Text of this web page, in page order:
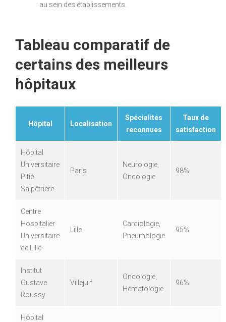
au sein des établissements.
Tableau comparatif de
certains des meilleurs
hôpitaux
Hôpital Localisation
Spécialités
reconnues
Taux de
satisfaction
Hôpital
Universitaire
Pitié
Salpêtrière
Paris
Neurologie,
Oncologie
98%
Centre
Hospitalier
Universitaire
de Lille
Lille
Cardiologie,
Pneumologie
95%
Institut
Gustave
Roussy
Villejuif
Oncologie,
Hématologie
96%
Hôpital